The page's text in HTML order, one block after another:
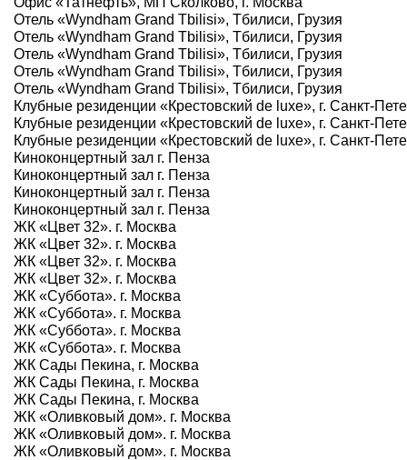
Отель «Wyndham Grand Tbilisi», Тбилиси, Грузия
Отель «Wyndham Grand Tbilisi», Тбилиси, Грузия
Отель «Wyndham Grand Tbilisi», Тбилиси, Грузия
Отель «Wyndham Grand Tbilisi», Тбилиси, Грузия
Отель «Wyndham Grand Tbilisi», Тбилиси, Грузия
Клубные резиденции «Крестовский de luxe», г. Санкт-
Клубные резиденции «Крестовский de luxe», г. Санкт-
Клубные резиденции «Крестовский de luxe», г. Санкт-
Киноконцертный зал г. Пенза
Киноконцертный зал г. Пенза
Киноконцертный зал г. Пенза
Киноконцертный зал г. Пенза
ЖК «Цвет 32». г. Москва
ЖК «Цвет 32». г. Москва
ЖК «Цвет 32». г. Москва
ЖК «Цвет 32». г. Москва
ЖК «Суббота». г. Москва
ЖК «Суббота». г. Москва
ЖК «Суббота». г. Москва
ЖК «Суббота». г. Москва
ЖК Сады Пекина, г. Москва
ЖК Сады Пекина, г. Москва
ЖК Сады Пекина, г. Москва
ЖК «Оливковый дом». г. Москва
ЖК «Оливковый дом». г. Москва
ЖК «Оливковый дом». г. Москва